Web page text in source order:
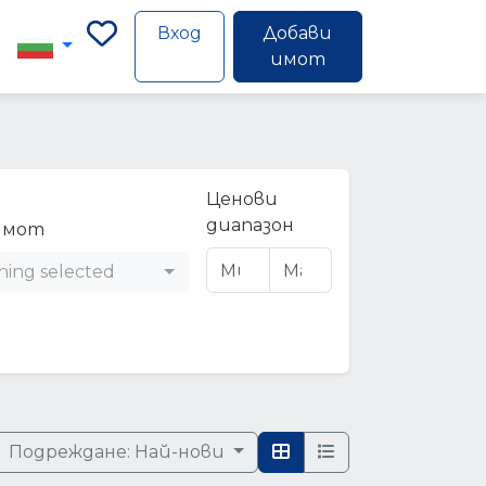
Вход
Добави
имот
selected
Ценови
диапазон
Подреждане: Най-нови